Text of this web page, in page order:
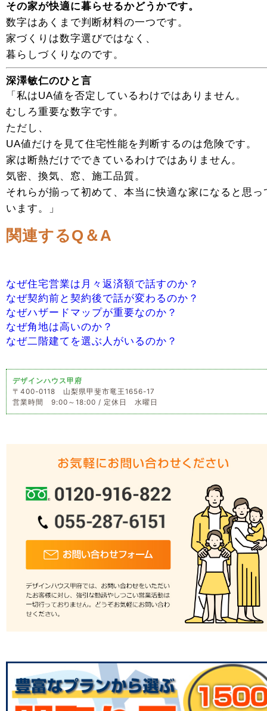
その家が快適に暮らせるかどうかです。
数字はあくまで判断材料の一つです。
家づくりは数字選びではなく、
暮らしづくりなのです。
深澤敏仁のひと言
「私はUA値を否定しているわけではありません。
むしろ重要な数字です。
ただし、
UA値だけを見て住宅性能を判断するのは危険です。
家は断熱だけでできているわけではありません。
気密、換気、窓、施工品質。
それらが揃って初めて、本当に快適な家になると思っ
います。」
関連するQ＆A
なぜ住宅営業は月々返済額で話すのか？
なぜ契約前と契約後で話が変わるのか？
なぜハザードマップが重要なのか？
なぜ角地は高いのか？
なぜ二階建てを選ぶ人がいるのか？
デザインハウス甲府
〒400-0118 山梨県甲斐市竜王1656-17
営業時間 9:00～18:00 / 定休日 水曜日